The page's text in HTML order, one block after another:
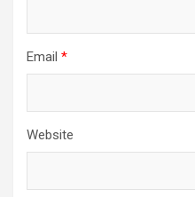
Email *
Website